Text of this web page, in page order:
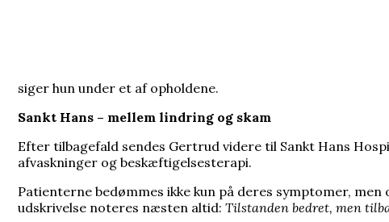
siger hun under et af opholdene.
Sankt Hans – mellem lindring og skam
Efter tilbagefald sendes Gertrud videre til Sankt Hans
afvaskninger og beskæftigelsesterapi.
Patienterne bedømmes ikke kun på deres symptomer, men
udskrivelse noteres næsten altid: Tilstanden bedret, men